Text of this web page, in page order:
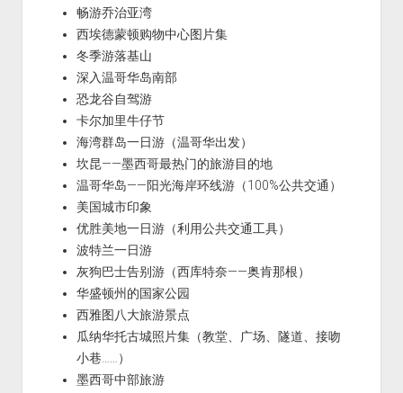
畅游乔治亚湾
西埃德蒙顿购物中心图片集
冬季游落基山
深入温哥华岛南部
恐龙谷自驾游
卡尔加里牛仔节
海湾群岛一日游（温哥华出发）
坎昆——墨西哥最热门的旅游目的地
温哥华岛——阳光海岸环线游（100%公共交通）
美国城市印象
优胜美地一日游（利用公共交通工具）
波特兰一日游
灰狗巴士告别游（西库特奈——奥肯那根）
华盛顿州的国家公园
西雅图八大旅游景点
瓜纳华托古城照片集（教堂、广场、隧道、接吻
小巷……）
墨西哥中部旅游